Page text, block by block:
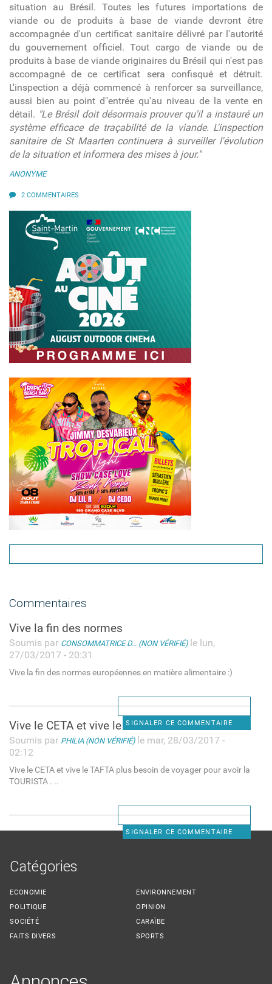
situation au Brésil. Toutes les futures importations de
viande ou de produits à base de viande devront être
accompagnée d'un certificat sanitaire délivré par l'autorité
du gouvernement officiel. Tout cargo de viande ou de
produits à base de viande originaires du Brésil qui n'est pas
accompagné de ce certificat sera confisqué et détruit.
L'inspection a déjà commencé à renforcer sa surveillance,
aussi bien au point d"entrée qu'au niveau de la vente en
détail. "Le Brésil doit désormais prouver qu'il a instauré un
système efficace de traçabilité de la viande. L'inspection
sanitaire de St Maarten continuera à surveiller l'évolution
de la situation et informera des mises à jour."
ANONYME
2 COMMENTAIRES
Commentaires
Vive la fin des normes
Soumis par CONSOMMATRICE D... (NON VÉRIFIÉ)le lun,
27/03/2017 - 20:31
Vive la fin des normes européennes en matière alimentaire :)
SIGNALER CE COMMENTAIRE
Vive le CETA et vive le
Soumis par PHILIA (NON VÉRIFIÉ)le mar, 28/03/2017 -
02:12
Vive le CETA et vive le TAFTA plus besoin de voyager pour avoir la
TOURISTA . ..
SIGNALER CE COMMENTAIRE
Catégories
ECONOMIE
POLITIQUE
SOCIÉTÉ
FAITS DIVERS
ENVIRONNEMENT
OPINION
CARAÏBE
SPORTS